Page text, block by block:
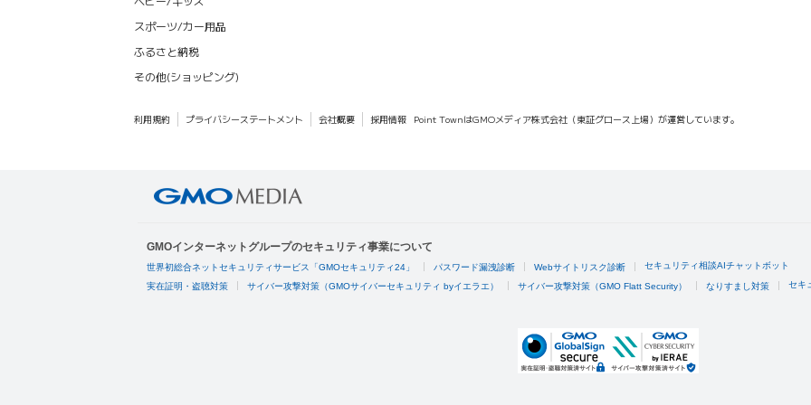
スポーツ/カー用品
ふるさと納税
その他(ショッピング)
利用規約 プライバシーステートメント 会社概要 採用情報 Point TownはGMOメディア株式会社（東証グロース上場）が運営しています。
GMOインターネットグループのセキュリティ事業について
世界初総合ネットセキュリティサービス「GMOセキュリティ24」 パスワード漏洩診断 Webサイトリスク診断 セキュリティ相談AIチャットボット
実在証明・盗聴対策 サイバー攻撃対策（GMOサイバーセキュリティ byイエラエ） サイバー攻撃対策（GMO Flatt Security） なりすまし対策 セキ